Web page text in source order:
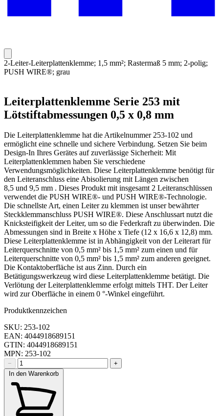
2-Leiter-Leiterplattenklemme; 1,5 mm²; Rastermaß 5 mm; 2-polig;
PUSH WIRE®; grau
Leiterplattenklemme Serie 253 mit
Lötstiftabmessungen 0,5 x 0,8 mm
Die Leiterplattenklemme hat die Artikelnummer 253-102 und
ermöglicht eine schnelle und sichere Verbindung. Setzen Sie beim
Design-In Ihres Gerätes auf zuverlässige Sicherheit: Mit
Leiterplattenklemmen haben Sie verschiedene
Verwendungsmöglichkeiten. Diese Leiterplattenklemme benötigt für
den Leiteranschluss eine Abisolierung mit Längen zwischen
8,5 und 9,5 mm . Dieses Produkt mit insgesamt 2 Leiteranschlüssen
verwendet die PUSH WIRE®- und PUSH WIRE®-Technologie.
Die schnellste Art, einen Leiter zu klemmen ist unser bewährter
Steckklemmanschluss PUSH WIRE®. Diese Anschlussart nutzt die
Knicksteifigkeit der Leiter, um so die Federkraft zu überwinden. Die
Abmessungen sind in Breite x Höhe x Tiefe (12 x 16,6 x 12,8) mm.
Diese Leiterplattenklemme ist in Abhängigkeit von der Leiterart für
Leiterquerschnitte von 0,5 mm² bis 1,5 mm² zum einen und für
Leiterquerschnitte von 0,5 mm² bis 1,5 mm² zum anderen geeignet.
Die Kontaktoberfläche ist aus Zinn. Durch ein
Betätigungswerkzeug wird diese Leiterplattenklemme betätigt. Die
Verlötung der Leiterplattenklemme erfolgt mittels THT. Der Leiter
wird zur Oberfläche in einem 0 °-Winkel eingeführt.
Produktkennzeichen
SKU: 253-102
EAN: 4044918689151
GTIN: 4044918689151
MPN: 253-102
−
+
In den Warenkorb